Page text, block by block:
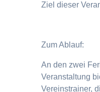
Ziel dieser
Zum Ablauf:
An den zwei
Veranstaltung
Vereinstrainer,